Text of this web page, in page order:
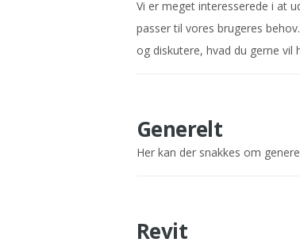
Vi er meget interesserede i at
passer til vores brugeres
og diskutere, hvad du gerne vil
Generelt
Her kan der snakkes om
Revit